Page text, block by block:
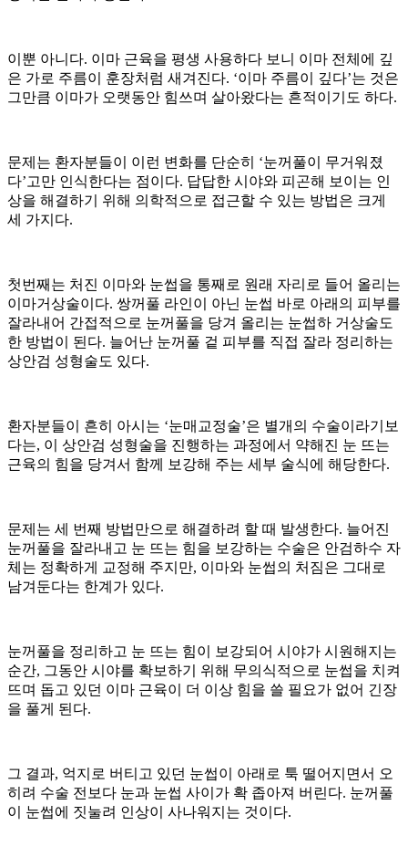
이뿐 아니다. 이마 근육을 평생 사용하다 보니 이마 전체에 깊
은 가로 주름이 훈장처럼 새겨진다. ‘이마 주름이 깊다’는 것은
그만큼 이마가 오랫동안 힘쓰며 살아왔다는 흔적이기도 하다.
문제는 환자분들이 이런 변화를 단순히 ‘눈꺼풀이 무거워졌
다’고만 인식한다는 점이다. 답답한 시야와 피곤해 보이는 인
상을 해결하기 위해 의학적으로 접근할 수 있는 방법은 크게
세 가지다.
첫번째는 처진 이마와 눈썹을 통째로 원래 자리로 들어 올리는
이마거상술이다. 쌍꺼풀 라인이 아닌 눈썹 바로 아래의 피부를
잘라내어 간접적으로 눈꺼풀을 당겨 올리는 눈썹하 거상술도
한 방법이 된다. 늘어난 눈꺼풀 겉 피부를 직접 잘라 정리하는
상안검 성형술도 있다.
환자분들이 흔히 아시는 ‘눈매교정술’은 별개의 수술이라기보
다는, 이 상안검 성형술을 진행하는 과정에서 약해진 눈 뜨는
근육의 힘을 당겨서 함께 보강해 주는 세부 술식에 해당한다.
문제는 세 번째 방법만으로 해결하려 할 때 발생한다. 늘어진
눈꺼풀을 잘라내고 눈 뜨는 힘을 보강하는 수술은 안검하수 자
체는 정확하게 교정해 주지만, 이마와 눈썹의 처짐은 그대로
남겨둔다는 한계가 있다.
눈꺼풀을 정리하고 눈 뜨는 힘이 보강되어 시야가 시원해지는
순간, 그동안 시야를 확보하기 위해 무의식적으로 눈썹을 치켜
뜨며 돕고 있던 이마 근육이 더 이상 힘을 쓸 필요가 없어 긴장
을 풀게 된다.
그 결과, 억지로 버티고 있던 눈썹이 아래로 툭 떨어지면서 오
히려 수술 전보다 눈과 눈썹 사이가 확 좁아져 버린다. 눈꺼풀
이 눈썹에 짓눌려 인상이 사나워지는 것이다.